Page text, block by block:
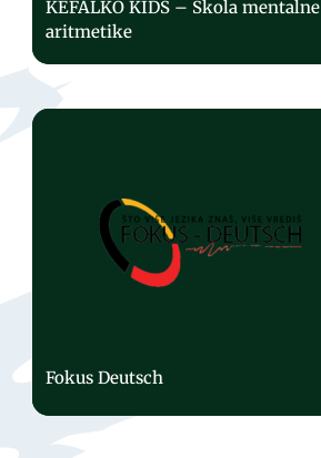
KEFALKO KIDS – Škola mentalne
aritmetike
Fokus Deutsch